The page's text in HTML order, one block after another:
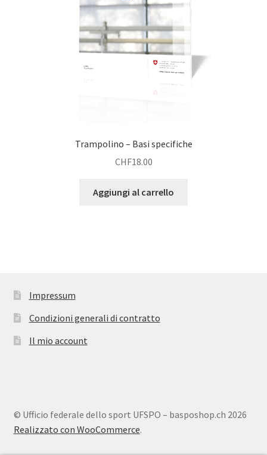
Trampolino – Basi specifiche
CHF18.00
Aggiungi al carrello
Impressum
Condizioni generali di contratto
Il mio account
© Ufficio federale dello sport UFSPO – basposhop.ch 2026
Realizzato con WooCommerce.